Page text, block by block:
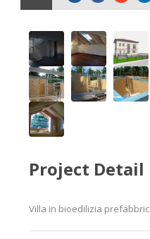
Project Detail
Villa in bioedilizia